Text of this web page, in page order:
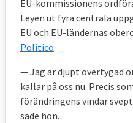
besluten som
lagstiftning direkt
innebär ofta att
de träder i kraft.
direktiven är de
innefattar främst
EU-kommissionens
Leyen ut fyra centrala
EU och EU-ländernas
Politico.
— Jag är djupt övertygad
kallar på oss nu. Precis
förändringens vindar
sade hon.